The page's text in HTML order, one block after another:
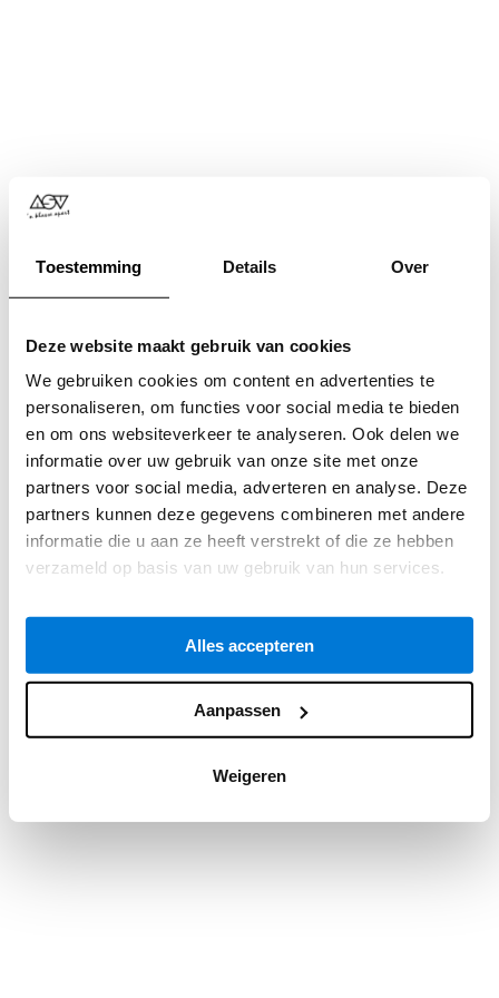
Toestemming Details Over
Deze website maakt gebruik van cookies
We gebruiken cookies om content en advertenties te
personaliseren, om functies voor social media te bieden
en om ons websiteverkeer te analyseren. Ook delen we
informatie over uw gebruik van onze site met onze
partners voor social media, adverteren en analyse. Deze
partners kunnen deze gegevens combineren met andere
informatie die u aan ze heeft verstrekt of die ze hebben
verzameld op basis van uw gebruik van hun services.
Alles accepteren
Aanpassen
Weigeren
Application error: a client-side exception has occurred while
loadingwww.asv.nl(see the browser consolefor more
information).